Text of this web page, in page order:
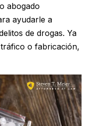
abogado
ayudarle a
de drogas. Ya
o fabricación,